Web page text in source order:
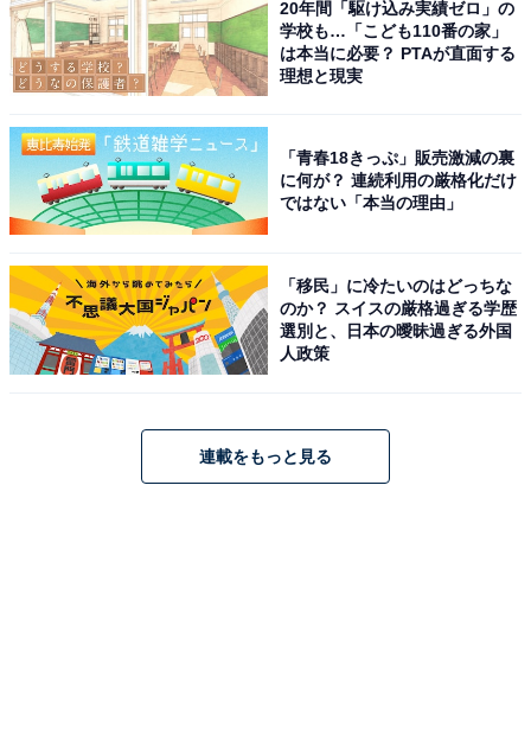
この記事の筆者：福島 ゆき プロフィール
アニメや漫画のレビュー、エンタメトピックスなどを中
心に、オールジャンルで執筆中のライター。時々、店舗
取材などのリポート記事も担当。All AboutおよびAll
About ニュースでのライター歴は5年。
次ページ
11位までの全ランキング結果を見
る
20年間「駆け込み実績ゼロ」の
学校も…「こども110番の家」
は本当に必要？ PTAが直面する
理想と現実
「青春18きっぷ」販売激減の裏
に何が？ 連続利用の厳格化だけ
ではない「本当の理由」
「移民」に冷たいのはどっちな
のか？ スイスの厳格過ぎる学歴
選別と、日本の曖昧過ぎる外国
人政策
連載をもっと見る